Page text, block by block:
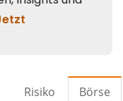
Risiko Börse